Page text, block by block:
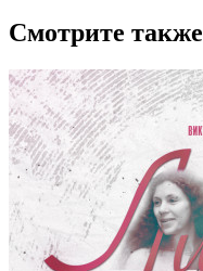
Смотрите также